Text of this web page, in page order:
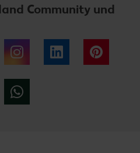
Community und
Instagram LinkedIn